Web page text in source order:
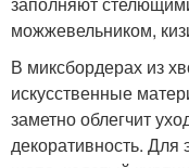
можжевельником,
В миксбордерах из
искусственные
заметно облегчит
декоративность. Для